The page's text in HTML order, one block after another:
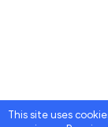
This site uses